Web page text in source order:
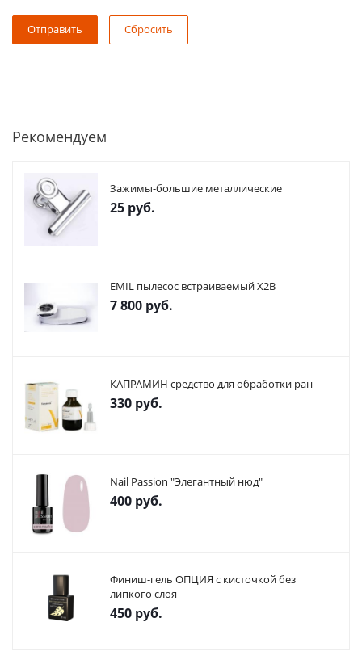
Сбросить
Рекомендуем
Зажимы-большие металлические
25 руб.
EMIL пылесос встраиваемый X2В
7 800 руб.
КАПРАМИН средство для обработки ран
330 руб.
Nail Passion "Элегантный нюд"
400 руб.
Финиш-гель ОПЦИЯ с кисточкой без
липкого слоя
450 руб.